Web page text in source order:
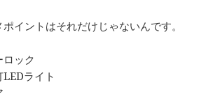
イントはそれだけじゃないんです。
ロック
LEDライト